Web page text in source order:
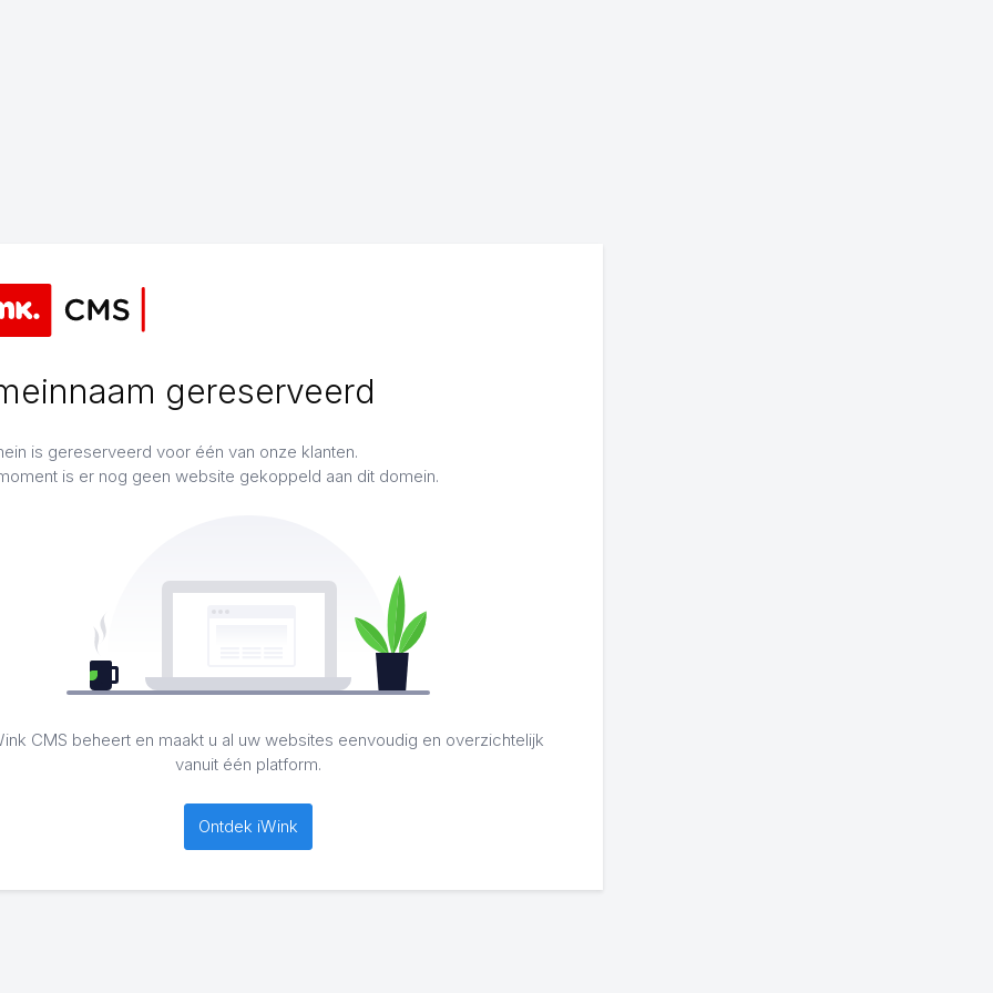
gereserveerd
is gereserveerd voor één van onze klanten.
is er nog geen website gekoppeld aan dit domein.
CMS beheert en maakt u al uw websites eenvoudig en overzichtelijk
vanuit één platform.
Ontdek iWink